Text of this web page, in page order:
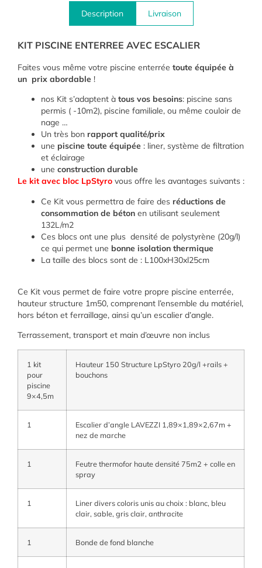
Description Livraison
KIT PISCINE ENTERREE AVEC ESCALIER
Faites vous même votre piscine enterrée toute équipée à
un prix abordable !
nos Kit s’adaptent à tous vos besoins: piscine sans
permis ( -10m2), piscine familiale, ou même couloir de
nage …
Un très bon rapport qualité/prix
une piscine toute équipée : liner, système de filtration
et éclairage
une construction durable
Le kit avec bloc LpStyro vous offre les avantages suivants :
Ce Kit vous permettra de faire des réductions de
consommation de béton en utilisant seulement
132L/m2
Ces blocs ont une plus densité de polystyrène (20g/l)
ce qui permet une bonne isolation thermique
La taille des blocs sont de : L100xH30xl25cm
Ce Kit vous permet de faire votre propre piscine enterrée,
hauteur structure 1m50, comprenant l’ensemble du matériel,
hors béton et ferraillage, ainsi qu’un escalier d’angle.
Terrassement, transport et main d’œuvre non inclus
1 kit
pour
piscine
9×4,5m
Hauteur 150 Structure LpStyro 20g/l +rails +
bouchons
1
Escalier d’angle LAVEZZI 1,89×1,89×2,67m +
nez de marche
1
Feutre thermofor haute densité 75m2 + colle en
spray
1
Liner divers coloris unis au choix : blanc, bleu
clair, sable, gris clair, anthracite
1 Bonde de fond blanche